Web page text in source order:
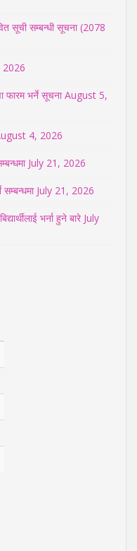
सूची सम्बन्धी सूचना (2078
फारम भर्ने सूचना August 5,
4, 2026
July 21, 2026
July 21, 2026
भर्ना हुने बारे July